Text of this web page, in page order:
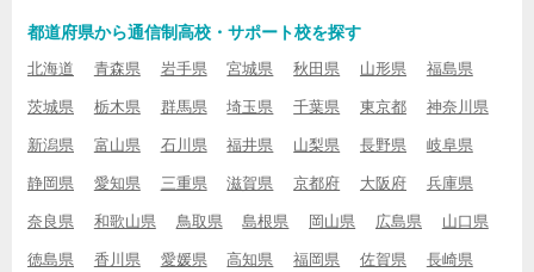
都道府県から通信制高校・サポート校を探す
北海道 青森県 岩手県 宮城県 秋田県 山形県 福島県
茨城県 栃木県 群馬県 埼玉県 千葉県 東京都 神奈川県
新潟県 富山県 石川県 福井県 山梨県 長野県 岐阜県
静岡県 愛知県 三重県 滋賀県 京都府 大阪府 兵庫県
奈良県 和歌山県 鳥取県 島根県 岡山県 広島県 山口県
徳島県 香川県 愛媛県 高知県 福岡県 佐賀県 長崎県